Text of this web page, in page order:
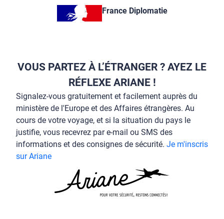
France Diplomatie
VOUS PARTEZ À L’ÉTRANGER ? AYEZ LE
RÉFLEXE ARIANE !
Signalez-vous gratuitement et facilement auprès du
ministère de l'Europe et des Affaires étrangères. Au
cours de votre voyage, et si la situation du pays le
justifie, vous recevrez par e-mail ou SMS des
informations et des consignes de sécurité. Je m'inscris
sur Ariane